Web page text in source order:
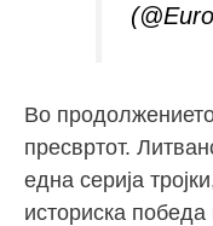
Во
пресвртот.
една серија
историска